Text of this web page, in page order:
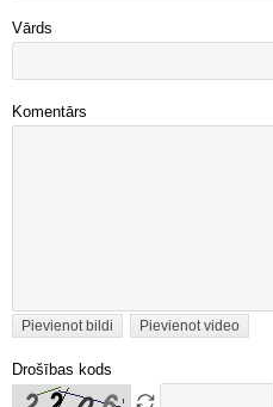
Vārds
Komentārs
Pievienot bildi Pievienot video
Drošības kods